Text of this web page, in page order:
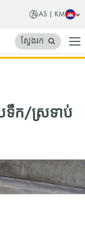
AS | KM
ស្វែងរក
ទឹក/ស្រទាប់